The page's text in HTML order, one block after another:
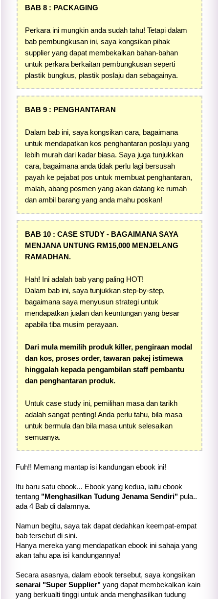
BAB 8 : PACKAGING
Perkara ini mungkin anda sudah tahu! Tetapi dalam
bab pembungkusan ini, saya kongsikan pihak
supplier yang dapat membekalkan bahan-bahan
untuk perkara berkaitan pembungkusan seperti
plastik bungkus, plastik poslaju dan sebagainya.
BAB 9 : PENGHANTARAN
Dalam bab ini, saya kongsikan cara, bagaimana
untuk mendapatkan kos penghantaran poslaju yang
lebih murah dari kadar biasa. Saya juga tunjukkan
cara, bagaimana anda tidak perlu lagi bersusah
payah ke pejabat pos untuk membuat penghantaran,
malah, abang posmen yang akan datang ke rumah
dan ambil barang yang anda mahu poskan!
BAB 10 : CASE STUDY - BAGAIMANA SAYA
MENJANA UNTUNG RM15,000 MENJELANG
RAMADHAN.
Hah! Ini adalah bab yang paling HOT!
Dalam bab ini, saya tunjukkan step-by-step,
bagaimana saya menyusun strategi untuk
mendapatkan jualan dan keuntungan yang besar
apabila tiba musim perayaan.
Dari mula memilih produk killer, pengiraan modal
dan kos, proses order, tawaran pakej istimewa
hinggalah kepada pengambilan staff pembantu
dan penghantaran produk.
Untuk case study ini, pemilihan masa dan tarikh
adalah sangat penting! Anda perlu tahu, bila masa
untuk bermula dan bila masa untuk selesaikan
semuanya.
Fuh!! Memang mantap isi kandungan ebook ini!
Itu baru satu ebook... Ebook yang kedua, iaitu ebook
tentang "Menghasilkan Tudung Jenama Sendiri" pula..
ada 4 Bab di dalamnya.
Namun begitu, saya tak dapat dedahkan keempat-empat
bab tersebut di sini.
Hanya mereka yang mendapatkan ebook ini sahaja yang
akan tahu apa isi kandungannya!
Secara asasnya, dalam ebook tersebut, saya kongsikan
senarai "Super Supplier" yang dapat membekalkan kain
yang berkualti tinggi untuk anda menghasilkan tudung